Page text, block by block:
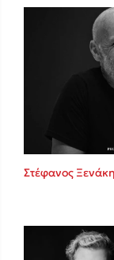
Φυστίκι ΠουΚυλάει
Παύλος Καστανάς
Στέφανος